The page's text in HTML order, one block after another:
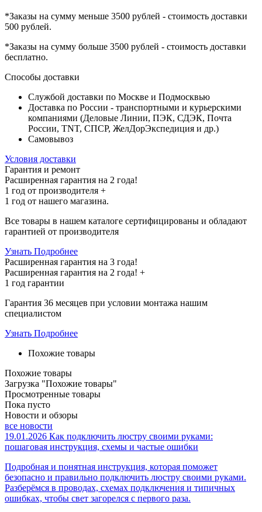
*Заказы на сумму меньше 3500 рублей - стоимость доставки
500 рублей.
*Заказы на сумму больше 3500 рублей - стоимость доставки
бесплатно.
Способы доставки
Службой доставки по Москве и Подмосквью
Доставка по России - транспортными и курьерскими
компаниями (Деловые Линии, ПЭК, СДЭК, Почта
России, TNT, СПСР, ЖелДорЭкспедиция и др.)
Самовывоз
Условия доставки
Гарантия и ремонт
Расширенная гарантия на 2 года!
1 год от производителя +
1 год от нашего магазина.
Все товары в нашем каталоге сертифицированы и обладают
гарантией от производителя
Узнать Подробнее
Расширенная гарантия на 3 года!
Расширенная гарантия на 2 года! +
1 год гарантии
Гарантия 36 месяцев при условии монтажа нашим
специалистом
Узнать Подробнее
Похожие товары
Похожие товары
Загрузка "Похожие товары"
Просмотренные товары
Пока пусто
Новости и обзоры
все новости
19.01.2026 Как подключить люстру своими руками:
пошаговая инструкция, схемы и частые ошибки
Подробная и понятная инструкция, которая поможет
безопасно и правильно подключить люстру своими руками.
Разберёмся в проводах, схемах подключения и типичных
ошибках, чтобы свет загорелся с первого раза.